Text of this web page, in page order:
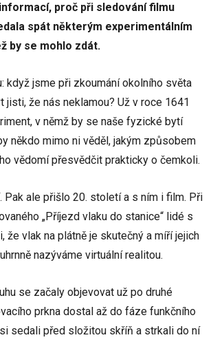
proč při sledování filmu
spát některým experimentálním
by se mohlo zdát.
když jsme při zkoumání okolního světa
že nás neklamou? Už v roce 1641
v němž by se naše fyzické bytí
někdo mimo ni věděl, jakým způsobem
vědomí přesvědčit prakticky o čemkoli.
ale přišlo 20. století a s ním i film. Při
„Příjezd vlaku do stanice“ lidé s
vlak na plátně je skutečný a míří jejich
nazýváme virtuální realitou.
se začaly objevovat už po druhé
prkna dostal až do fáze funkčního
sedali před složitou skříň a strkali do ní